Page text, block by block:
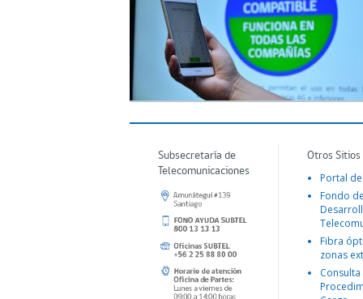
Subsecretaría de
Telecomunicaciones
Otros
Portal
Fondo
Fibra
zonas
Consulta